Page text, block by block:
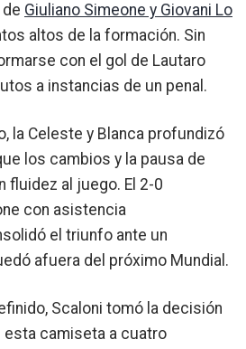
Giuliano Simeone y Giovani Lo
altos de la formación. Sin
con el gol de Lautaro
a instancias de un penal.
la Celeste y Blanca profundizó
los cambios y la pausa de
fluidez al juego. El 2-0
con asistencia
el triunfo ante un
afuera del próximo Mundial.
Scaloni tomó la decisión
esta camiseta a cuatro